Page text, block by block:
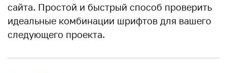
сайта. Простой и быстрый способ проверить
идеальные комбинации шрифтов для вашего
следующего проекта.